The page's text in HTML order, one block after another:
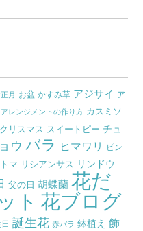
月 お盆 かすみ草 アジサイ ア
アレンジメントの作り方 カスミソ
クリスマス スイートピー チュ
ウ バラ ヒマワリ
ピン
マ リシアンサス リンドウ
父の日 胡蝶蘭 花だ
ト 花ブログ
誕生花 赤バラ 鉢植え 飾